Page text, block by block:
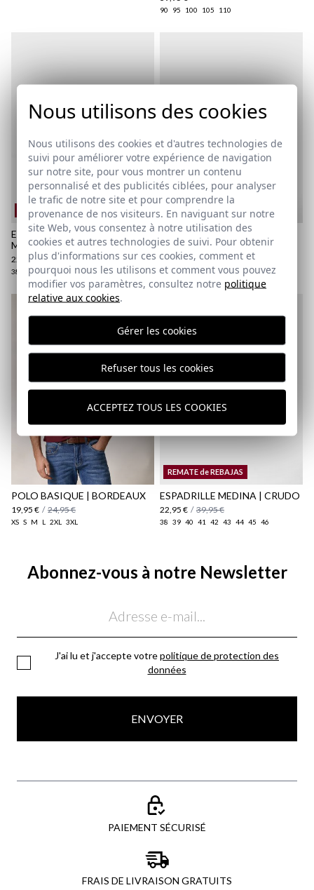
90 95 100 105 110
REMATE de REBAJAS
ETHNIQUE NAUTIQUE |
MARINO
22,95 € / 39,95 €
38 39 40 41 42 43 44 45 46
REMATE de REBAJAS
ESPADRILLE MEDINA | CAZA
22,95 € / 39,95 €
38 39 40 41 42 43 44 45
POLO BASIQUE | BORDEAUX
19,95 € / 24,95 €
XS S M L 2XL 3XL
REMATE de REBAJAS
ESPADRILLE MEDINA | CRUDO
22,95 € / 39,95 €
38 39 40 41 42 43 44 45 46
Abonnez-vous à notre Newsletter
J'ai lu et j'accepte votrepolitique de protection des
données
ENVOYER
PAIEMENT SÉCURISÉ
FRAIS DE LIVRAISON GRATUITS
Nous utilisons des cookies
Nous utilisons des cookies et d'autres technologies de
suivi pour améliorer votre expérience de navigation
sur notre site, pour vous montrer un contenu
personnalisé et des publicités ciblées, pour analyser
le trafic de notre site et pour comprendre la
provenance de nos visiteurs. En naviguant sur notre
site Web, vous consentez à notre utilisation des
cookies et autres technologies de suivi. Pour obtenir
plus d'informations sur ces cookies, comment et
pourquoi nous les utilisons et comment vous pouvez
modifier vos paramètres, consultez notre politique
relative aux cookies.
Gérer les cookies
Refuser tous les cookies
ACCEPTEZ TOUS LES COOKIES